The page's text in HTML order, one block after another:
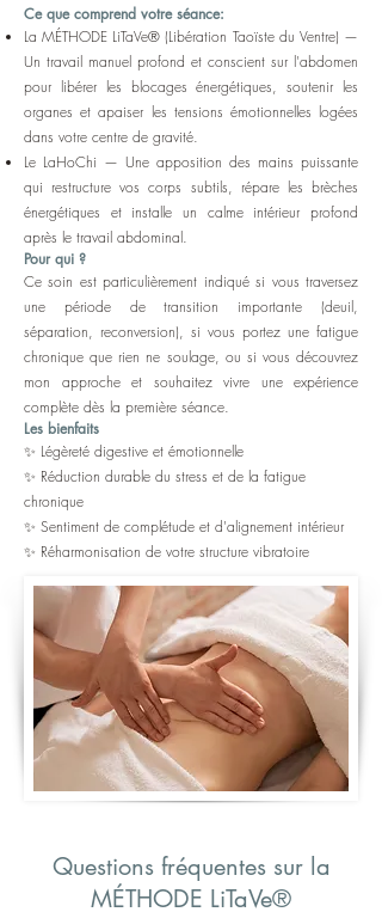
Ce que comprend votre séance:
La MÉTHODE LiTaVe® (Libération Taoïste du Ventre) —
Un travail manuel profond et conscient sur l'abdomen
pour libérer les blocages énergétiques, soutenir les
organes et apaiser les tensions émotionnelles logées
dans votre centre de gravité.
Le LaHoChi — Une apposition des mains puissante
qui restructure vos corps subtils, répare les brèches
énergétiques et installe un calme intérieur profond
après le travail abdominal.
Pour qui ?
Ce soin est particulièrement indiqué si vous traversez
une période de transition importante (deuil,
séparation, reconversion), si vous portez une fatigue
chronique que rien ne soulage, ou si vous découvrez
mon approche et souhaitez vivre une expérience
complète dès la première séance.
Les bienfaits
✨ Légèreté digestive et émotionnelle
✨ Réduction durable du stress et de la fatigue
chronique
✨ Sentiment de complétude et d'alignement intérieur
✨ Réharmonisation de votre structure vibratoire
Questions fréquentes sur la
MÉTHODE LiTaVe®